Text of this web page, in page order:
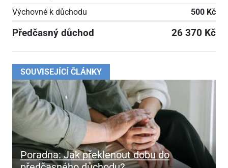
Výchovné k důchodu
500 Kč
Předčasný důchod 26 370 Kč
SOUVISEJÍCÍ ČLÁNKY
Poradna: Jak překlenout dobu do